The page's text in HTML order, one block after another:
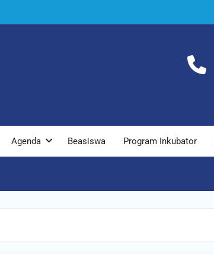
Agenda Beasiswa Program Inkubator